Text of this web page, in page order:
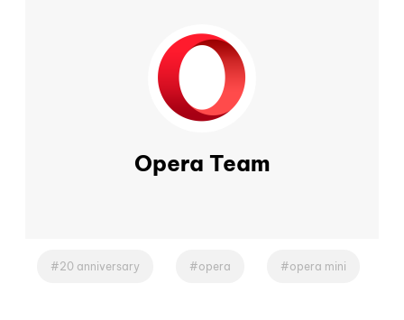
Opera Team
20 anniversary opera opera mini